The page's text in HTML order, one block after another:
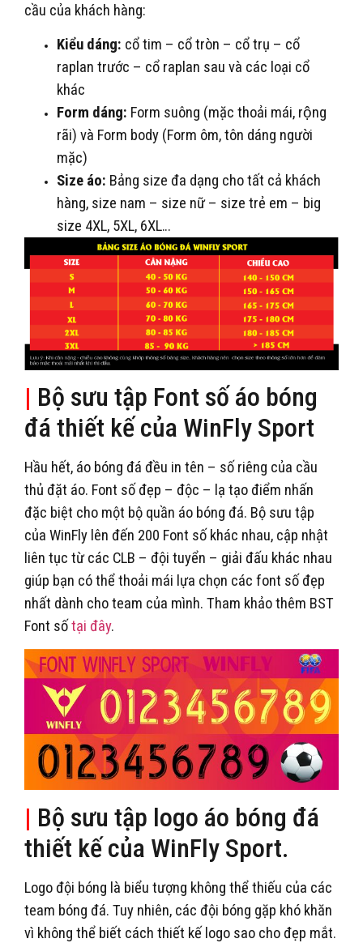
cầu của khách hàng:
Kiểu dáng: cổ tim – cổ tròn – cổ trụ – cổ
raplan trước – cổ raplan sau và các loại cổ
khác
Form dáng: Form suông (mặc thoải mái, rộng
rãi) và Form body (Form ôm, tôn dáng người
mặc)
Size áo: Bảng size đa dạng cho tất cả khách
hàng, size nam – size nữ – size trẻ em – big
size 4XL, 5XL, 6XL…
| Bộ sưu tập Font số áo bóng
đá thiết kế của WinFly Sport
Hầu hết, áo bóng đá đều in tên – số riêng của cầu
thủ đặt áo. Font số đẹp – độc – lạ tạo điểm nhấn
đặc biệt cho một bộ quần áo bóng đá. Bộ sưu tập
của WinFly lên đến 200 Font số khác nhau, cập nhật
liên tục từ các CLB – đội tuyển – giải đấu khác nhau
giúp bạn có thể thoải mái lựa chọn các font số đẹp
nhất dành cho team của mình. Tham khảo thêm BST
Font sốtại đây.
| Bộ sưu tập logo áo bóng đá
thiết kế của WinFly Sport.
Logo đội bóng là biểu tượng không thể thiếu của các
team bóng đá. Tuy nhiên, các đội bóng gặp khó khăn
vì không thể biết cách thiết kế logo sao cho đẹp mắt.